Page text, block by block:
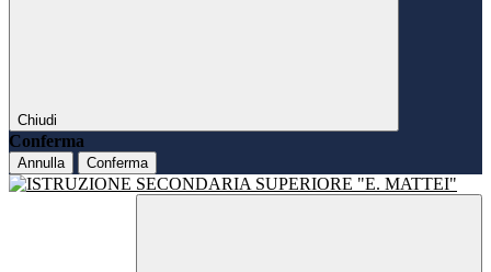
Chiudi
Conferma
Annulla Conferma